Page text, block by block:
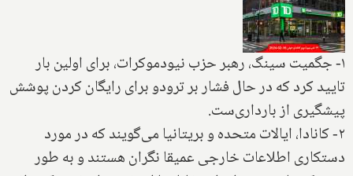
۱- جگمیت سینگ، رهبر حزب نیودموکرات، برای اولین بار
تایید کرد که در حال فشار بر ترودو برای رایگان کردن پوشش
پیشگیری از بارداری‌ست.
۲- کانادا، ایالات متحده و بریتانیا می‌گویند که در مورد
دستکاری اطلاعات خارجی عمیقا نگران هستند و به طور